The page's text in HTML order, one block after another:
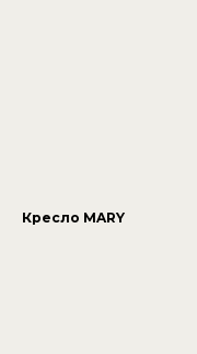
Кресло MARY